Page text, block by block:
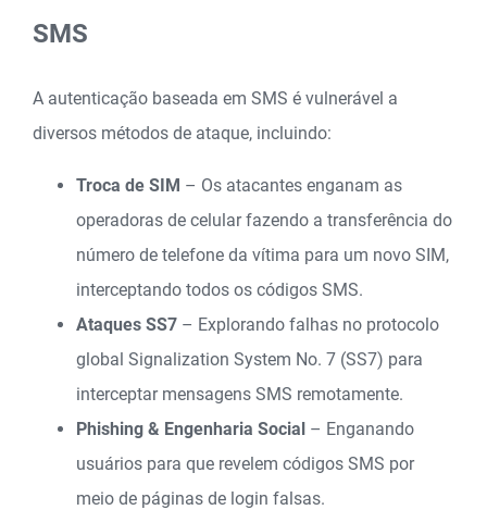
SMS
A autenticação baseada em SMS é vulnerável a
diversos métodos de ataque, incluindo:
Troca de SIM – Os atacantes enganam as
operadoras de celular fazendo a transferência do
número de telefone da vítima para um novo SIM,
interceptando todos os códigos SMS.
Ataques SS7 – Explorando falhas no protocolo
global Signalization System No. 7 (SS7) para
interceptar mensagens SMS remotamente.
Phishing & Engenharia Social – Enganando
usuários para que revelem códigos SMS por
meio de páginas de login falsas.